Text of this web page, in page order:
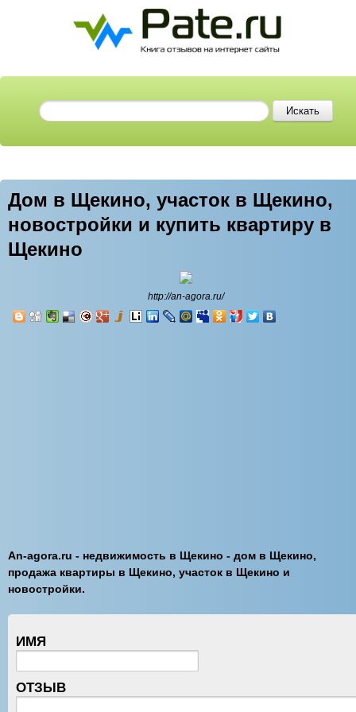
Дом в Щекино, участок в Щекино,
новостройки и купить квартиру в
Щекино
http://an-agora.ru/
An-agora.ru - недвижимость в Щекино - дом в Щекино,
продажа квартиры в Щекино, участок в Щекино и
новостройки.
ИМЯ
ОТЗЫВ